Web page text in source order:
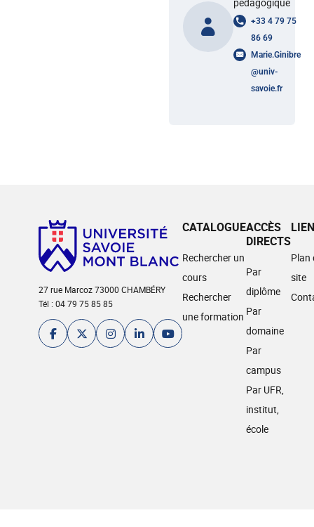
+33 4 79 75
86 69
Marie.Ginibre
@univ-
savoie.fr
27 rue Marcoz 73000 CHAMBÉRY
Tél : 04 79 75 85 85
CATALOGUE
Rechercher un
cours
Rechercher
une formation
ACCÈS
DIRECTS
Par
diplôme
Par
domaine
Par
campus
Par UFR,
institut,
école
Plan
site